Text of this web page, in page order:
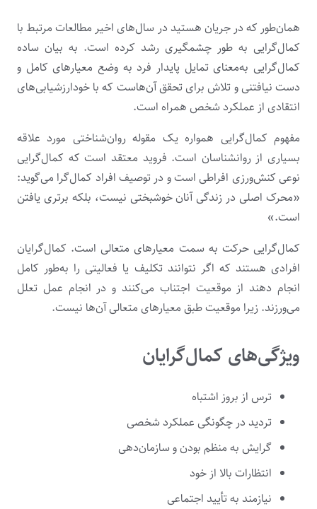
همان‌طور که در جریان هستید در سال‌های اخیر مطالعات مرتبط با
کمال‌گرایی به طور چشمگیری رشد کرده است. به بیان ساده
کمال‌گرایی به‌معنای تمایل پایدار فرد به وضع معیارهای کامل و
دست نیافتنی و تلاش برای تحقق آن‌هاست که با خودارزشیابی‌های
انتقادی از عملکرد شخص همراه است.
مفهوم کمال‌گرایی همواره یک مقوله روان‌شناختی مورد علاقه
بسیاری از روانشناسان است. فروید معتقد است که کمال‌گرایی
نوعی کنش‌ورزی افراطی است و در توصیف افراد کمال‌گرا می‌گوید:
«محرک اصلی در زندگی آنان خوشبختی نیست، بلکه برتری یافتن
است.»
کمال‌گرایی حرکت به سمت معیارهای متعالی است. کمال‌گرایان
افرادی هستند که اگر نتوانند تکلیف یا فعالیتی را به‌طور کامل
انجام دهند از موقعیت اجتناب می‌کنند و در انجام عمل تعلل
می‌ورزند. زیرا موقعیت طبق معیارهای متعالی آن‌ها نیست.
ویژگی‌های کمال‌گرایان
ترس از بروز اشتباه
تردید در چگونگی عملکرد شخصی
گرایش به منظم بودن و سازمان‌دهی
انتظارات بالا از خود
نیازمند به تأیید اجتماعی